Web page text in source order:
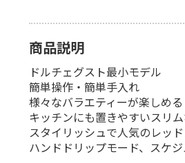
商品説明
ドルチェグスト最小モデル
簡単操作・簡単手入れ
様々なバラエティーが楽しめる
キッチンにも置きやすいスリ
スタイリッシュで人気のレッ
ハンドドリップモード、スケ